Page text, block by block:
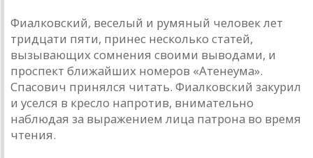
Фиалковский, веселый и румяный человек лет
тридцати пяти, принес несколько статей,
вызывающих сомнения своими выводами, и
проспект ближайших номеров «Атенеума».
Спасович принялся читать. Фиалковский закурил
и уселся в кресло напротив, внимательно
наблюдая за выражением лица патрона во время
чтения.